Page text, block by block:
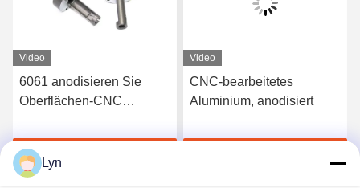
Video
6061 anodisieren Sie
Oberflächen-CNC
Aluminiumteile schnelles
3D druckte Service
Video
CNC-bearbeitetes
Aluminium, anodisiert
Lyn